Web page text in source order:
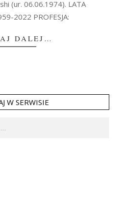
(ur. 06.06.1974). LATA
2022 PROFESJA:
DALEJ…
W SERWISIE